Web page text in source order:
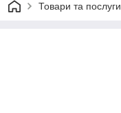
Товари та послуги